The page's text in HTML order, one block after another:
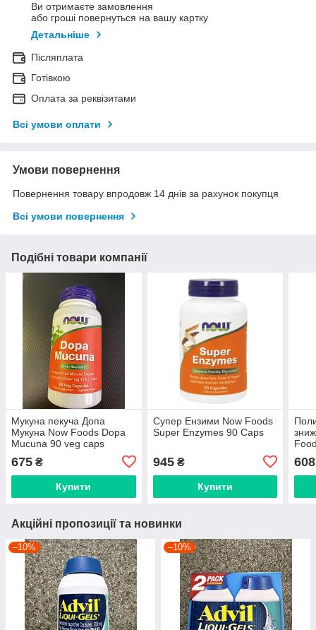
Ви отримаєте замовлення
або гроші повернуться на вашу картку
Детальніше
Післяплата
Готівкою
Оплата за реквізитами
Всі умови оплати
Умови повернення
Повернення товару впродовж 14 днів за рахунок покупця
Всі умови повернення
Подібні товари компанії
Мукуна пекуча Допа
Мукуна Now Foods Dopa
Mucuna 90 veg caps
675 ₴
Купити
Супер Ензими Now Foods
Super Enzymes 90 Caps
945₴
Купити
608
Акційні пропозиції та новинки
–10% –10%